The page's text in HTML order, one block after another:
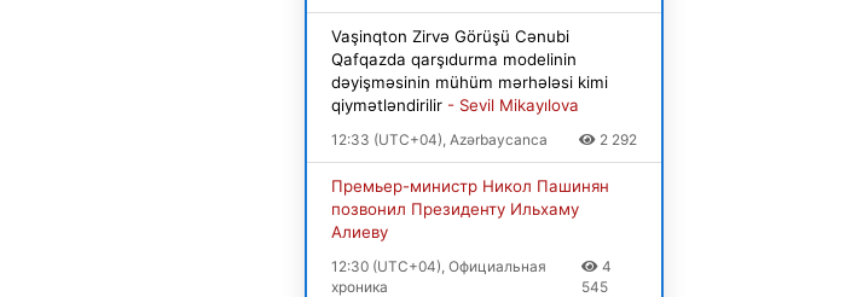
Vaşinqton Zirvə Görüşü Cənubi
Qafqazda qarşıdurma modelinin
dəyişməsinin mühüm mərhələsi kimi
qiymətləndirilir - Sevil Mikayılova
12:33 (UTC+04), Azərbaycanca 2 292
Премьер-министр Никол Пашинян
позвонил Президенту Ильхаму
Алиеву
12:30 (UTC+04), Официальная
хроника
4
545